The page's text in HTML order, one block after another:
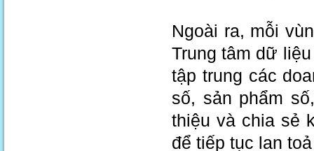
Ngoài ra, mỗi
Trung tâm dữ
tập trung các
số, sản phẩm
thiệu và chia sẻ
để tiếp tục lan